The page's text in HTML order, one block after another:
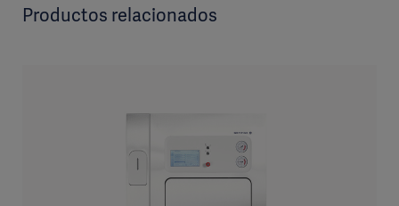
Productos relacionados